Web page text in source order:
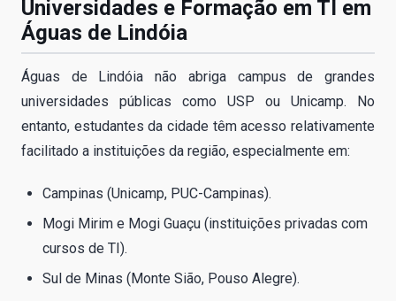
Universidades e Formação em TI em
Águas de Lindóia
Águas de Lindóia não abriga campus de grandes
universidades públicas como USP ou Unicamp. No
entanto, estudantes da cidade têm acesso relativamente
facilitado a instituições da região, especialmente em:
Campinas (Unicamp, PUC-Campinas).
Mogi Mirim e Mogi Guaçu (instituições privadas com
cursos de TI).
Sul de Minas (Monte Sião, Pouso Alegre).